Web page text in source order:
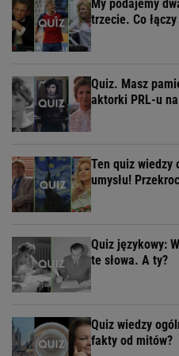
My podajemy
trzecie. Co
Quiz. Masz
aktorki PRL-u
Ten quiz wiedzy
umysłu!
Quiz językowy:
te słowa. A ty?
Quiz wiedzy
fakty od mitów?